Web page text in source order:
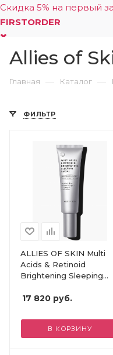
Скидка 5% на первый
FIRSTORDER
Allies of
Главная — Каталог —
ФИЛЬТР
ALLIES OF SKIN Multi
Acids & Retinoid
Brightening Sleeping
17 820 руб.
В КОРЗИНУ